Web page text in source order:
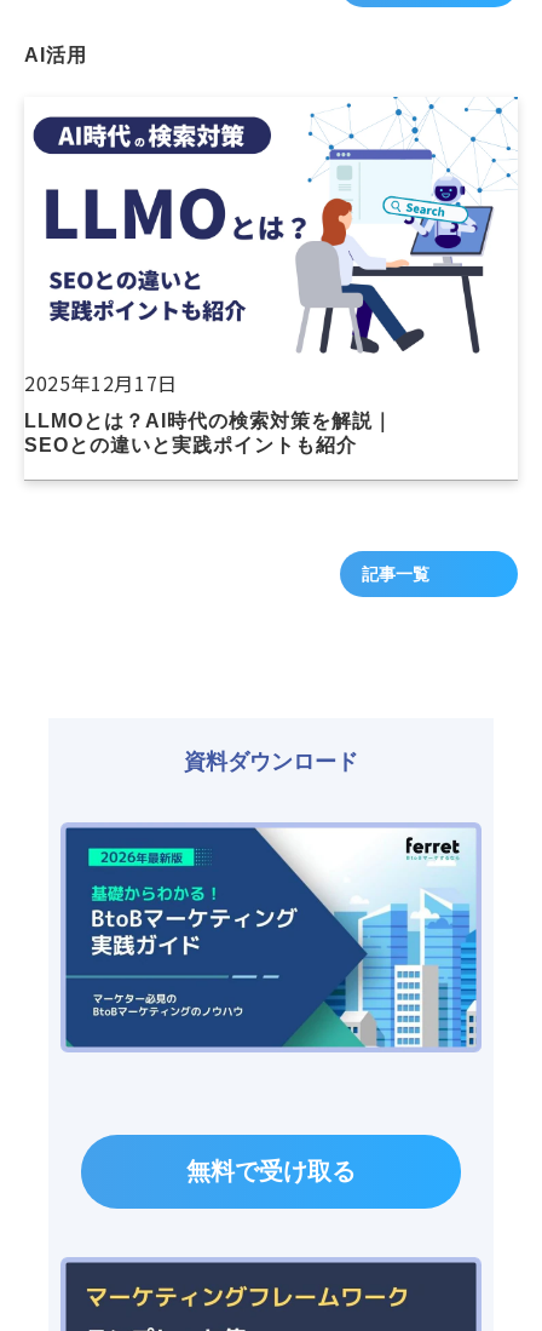
AI活用
2025年12月17日
LLMOとは？AI時代の検索対策を解説｜
SEOとの違いと実践ポイントも紹介
記事一覧
資料ダウンロード
無料で受け取る